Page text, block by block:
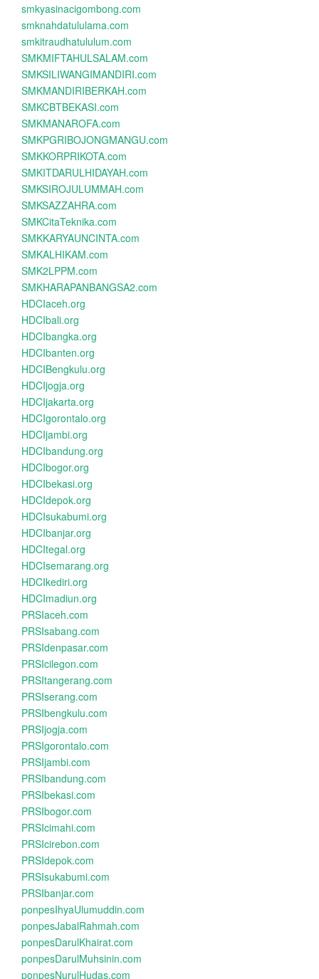
smkyasinacigombong.com
smknahdatululama.com
smkitraudhatululum.com
SMKMIFTAHULSALAM.com
SMKSILIWANGIMANDIRI.com
SMKMANDIRIBERKAH.com
SMKCBTBEKASI.com
SMKMANAROFA.com
SMKPGRIBOJONGMANGU.com
SMKKORPRIKOTA.com
SMKITDARULHIDAYAH.com
SMKSIROJULUMMAH.com
SMKSAZZAHRA.com
SMKCitaTeknika.com
SMKKARYAUNCINTA.com
SMKALHIKAM.com
SMK2LPPM.com
SMKHARAPANBANGSA2.com
HDCIaceh.org
HDCIbali.org
HDCIbangka.org
HDCIbanten.org
HDCIBengkulu.org
HDCIjogja.org
HDCIjakarta.org
HDCIgorontalo.org
HDCIjambi.org
HDCIbandung.org
HDCIbogor.org
HDCIbekasi.org
HDCIdepok.org
HDCIsukabumi.org
HDCIbanjar.org
HDCItegal.org
HDCIsemarang.org
HDCIkediri.org
HDCImadiun.org
PRSIaceh.com
PRSIsabang.com
PRSIdenpasar.com
PRSIcilegon.com
PRSItangerang.com
PRSIserang.com
PRSIbengkulu.com
PRSIjogja.com
PRSIgorontalo.com
PRSIjambi.com
PRSIbandung.com
PRSIbekasi.com
PRSIbogor.com
PRSIcimahi.com
PRSIcirebon.com
PRSIdepok.com
PRSIsukabumi.com
PRSIbanjar.com
ponpesIhyaUlumuddin.com
ponpesJabalRahmah.com
ponpesDarulKhairat.com
ponpesDarulMuhsinin.com
ponpesNurulHudas.com